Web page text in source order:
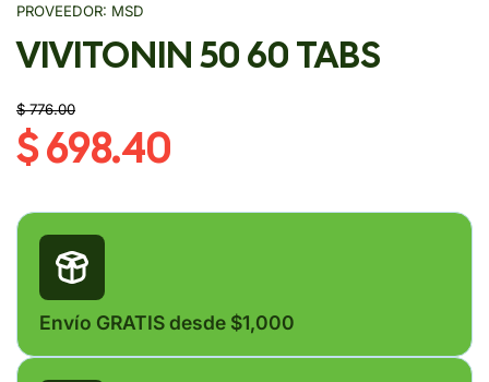
PROVEEDOR: MSD
VIVITONIN 50 60 TABS
$ 776.00
$ 698.40
Envío GRATIS desde $1,000